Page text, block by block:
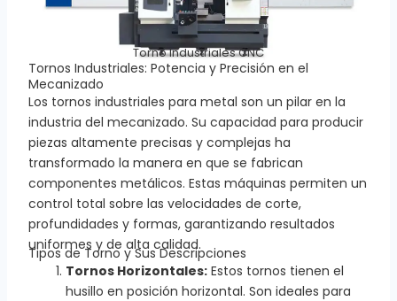
Torno Industriales CNC
Tornos Industriales: Potencia y Precisión en el
Mecanizado
Los tornos industriales para metal son un pilar en la
industria del mecanizado. Su capacidad para producir
piezas altamente precisas y complejas ha
transformado la manera en que se fabrican
componentes metálicos. Estas máquinas permiten un
control total sobre las velocidades de corte,
profundidades y formas, garantizando resultados
uniformes y de alta calidad.
Tipos de Torno y Sus Descripciones
Tornos Horizontales:Estos tornos tienen el
husillo en posición horizontal. Son ideales para